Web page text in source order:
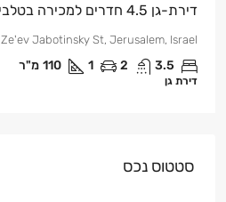
דירת-גן 4.5 חדרים למכירה בטלביה
Ze'ev Jabotinsky St, Jerusalem, Israel
3.5
2
1
110 מ"ר
דירת גן
סטטוס נכס